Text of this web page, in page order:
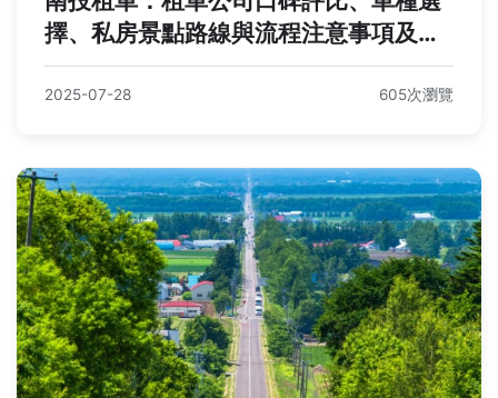
擇、私房景點路線與流程注意事項及
Q&A
2025-07-28 605次瀏覽